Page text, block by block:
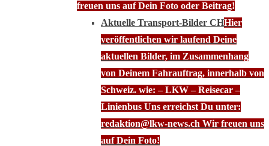
freuen uns auf Dein Foto oder Beitrag!
Aktuelle Transport-Bilder CHHier
veröffentlichen wir laufend Deine
aktuellen Bilder, im Zusammenhang
von Deinem Fahrauftrag, innerhalb von
Schweiz. wie: – LKW – Reisecar –
Linienbus Uns erreichst Du unter:
redaktion@lkw-news.ch Wir freuen uns
auf Dein Foto!